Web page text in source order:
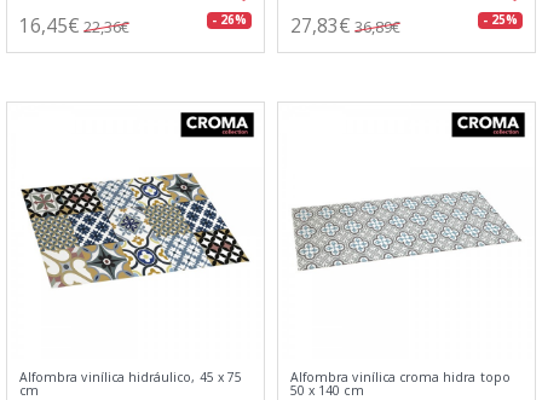
16,45€ 22,36€ - 26% 27,83€ 36,89€ - 25%
Alfombra vinílica hidráulico, 45 x 75
cm
Alfombra vinílica croma hidra topo
50 x 140 cm